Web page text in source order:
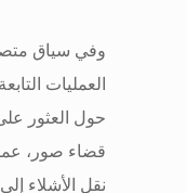
وفي سياق
العمليات
حول العثور
قضاء صور،
نقل الأشلاء